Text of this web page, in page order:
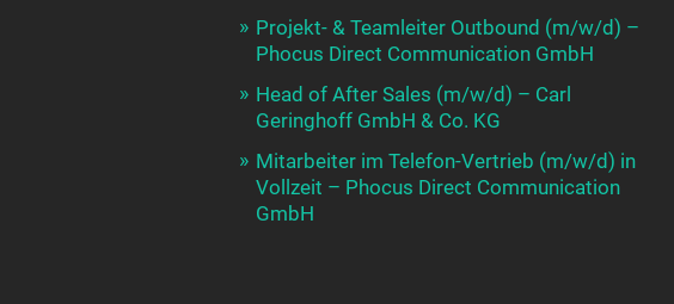
Projekt- & Teamleiter Outbound (m/w/d) –
Phocus Direct Communication GmbH
Head of After Sales (m/w/d) – Carl
Geringhoff GmbH & Co. KG
Mitarbeiter im Telefon-Vertrieb (m/w/d) in
Vollzeit – Phocus Direct Communication
GmbH